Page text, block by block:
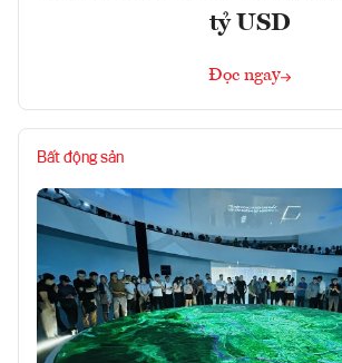
tỷ USD
Đọc ngay
Bất động sản